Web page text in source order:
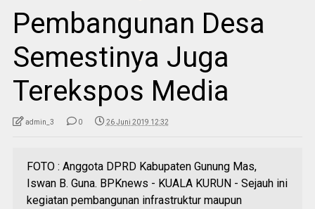
Pembangunan Desa
Semestinya Juga
Terekspos Media
admin_3 0 26 Juni 2019 12:32
FOTO : Anggota DPRD Kabupaten Gunung Mas,
Iswan B. Guna. BPKnews - KUALA KURUN - Sejauh ini
kegiatan pembangunan infrastruktur maupun